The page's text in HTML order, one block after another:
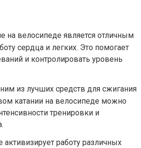
на велосипеде является отличным
сердца и легких. Это помогает
и контролировать уровень
из лучших средств для сжигания
катании на велосипеде можно
тренировки и
работу различных